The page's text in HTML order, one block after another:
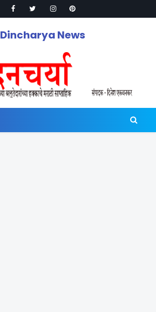
Dincharya News